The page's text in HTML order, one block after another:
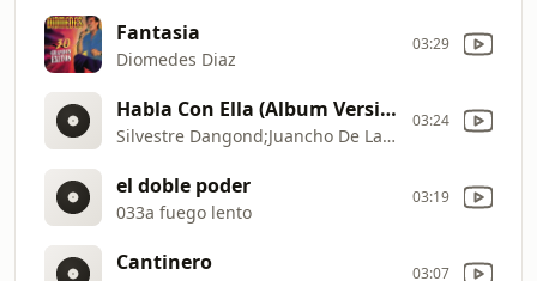
Fantasia
Diomedes Diaz
03:29
Habla Con Ella (Album Version)
Silvestre Dangond;Juancho De La Espriella
03:24
el doble poder
033a fuego lento
03:19
Cantinero 03:07